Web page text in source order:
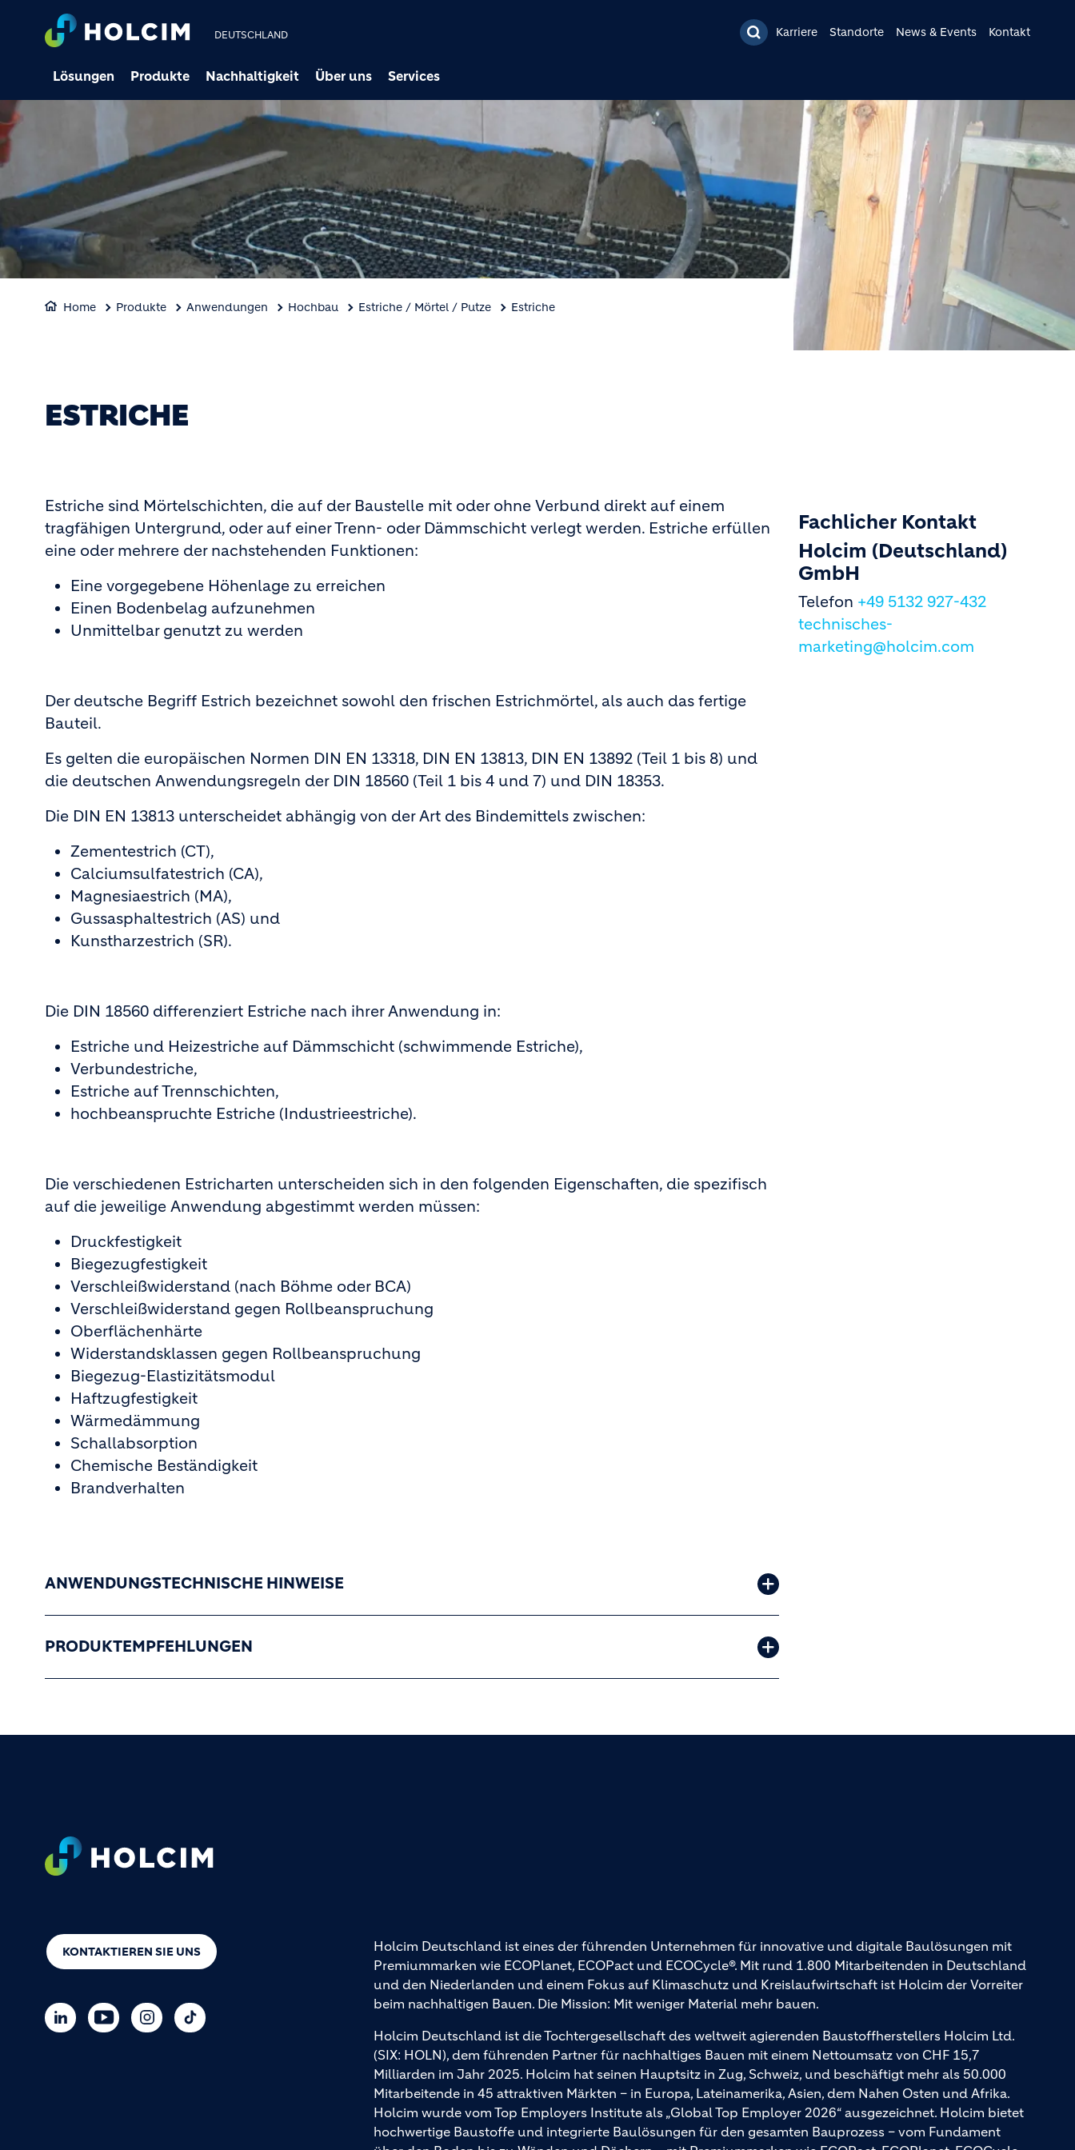
DEUTSCHLAND Karriere Standorte News & Events Kontakt
Lösungen Produkte Nachhaltigkeit Über uns Services
Home Produkte Anwendungen Hochbau Estriche / Mörtel / Putze Estriche
ESTRICHE
Estriche sind Mörtelschichten, die auf der Baustelle mit oder ohne Verbund direkt auf einem
tragfähigen Untergrund, oder auf einer Trenn- oder Dämmschicht verlegt werden. Estriche erfüllen
eine oder mehrere der nachstehenden Funktionen:
Eine vorgegebene Höhenlage zu erreichen
Einen Bodenbelag aufzunehmen
Unmittelbar genutzt zu werden
Der deutsche Begriff Estrich bezeichnet sowohl den frischen Estrichmörtel, als auch das fertige
Bauteil.
Es gelten die europäischen Normen DIN EN 13318, DIN EN 13813, DIN EN 13892 (Teil 1 bis 8) und
die deutschen Anwendungsregeln der DIN 18560 (Teil 1 bis 4 und 7) und DIN 18353.
Die DIN EN 13813 unterscheidet abhängig von der Art des Bindemittels zwischen:
Zementestrich (CT),
Calciumsulfatestrich (CA),
Magnesiaestrich (MA),
Gussasphaltestrich (AS) und
Kunstharzestrich (SR).
Die DIN 18560 differenziert Estriche nach ihrer Anwendung in:
Estriche und Heizestriche auf Dämmschicht (schwimmende Estriche),
Verbundestriche,
Estriche auf Trennschichten,
hochbeanspruchte Estriche (Industrieestriche).
Die verschiedenen Estricharten unterscheiden sich in den folgenden Eigenschaften, die spezifisch
auf die jeweilige Anwendung abgestimmt werden müssen:
Druckfestigkeit
Biegezugfestigkeit
Verschleißwiderstand (nach Böhme oder BCA)
Verschleißwiderstand gegen Rollbeanspruchung
Oberflächenhärte
Widerstandsklassen gegen Rollbeanspruchung
Biegezug-Elastizitätsmodul
Haftzugfestigkeit
Wärmedämmung
Schallabsorption
Chemische Beständigkeit
Brandverhalten
ANWENDUNGSTECHNISCHE HINWEISE
PRODUKTEMPFEHLUNGEN
Fachlicher Kontakt
Holcim (Deutschland)
GmbH
Telefon +49 5132 927-432
technisches-
marketing@holcim.com
KONTAKTIEREN SIE UNS
Holcim Deutschland ist eines der führenden Unternehmen für innovative und digitale Baulösungen mit
Premiummarken wie ECOPlanet, ECOPact und ECOCycle®. Mit rund 1.800 Mitarbeitenden in Deutschland
und den Niederlanden und einem Fokus auf Klimaschutz und Kreislaufwirtschaft ist Holcim der Vorreiter
beim nachhaltigen Bauen. Die Mission: Mit weniger Material mehr bauen.
Holcim Deutschland ist die Tochtergesellschaft des weltweit agierenden Baustoffherstellers Holcim Ltd.
(SIX: HOLN), dem führenden Partner für nachhaltiges Bauen mit einem Nettoumsatz von CHF 15,7
Milliarden im Jahr 2025. Holcim hat seinen Hauptsitz in Zug, Schweiz, und beschäftigt mehr als 50.000
Mitarbeitende in 45 attraktiven Märkten – in Europa, Lateinamerika, Asien, dem Nahen Osten und Afrika.
Holcim wurde vom Top Employers Institute als „Global Top Employer 2026“ ausgezeichnet. Holcim bietet
hochwertige Baustoffe und integrierte Baulösungen für den gesamten Bauprozess – vom Fundament